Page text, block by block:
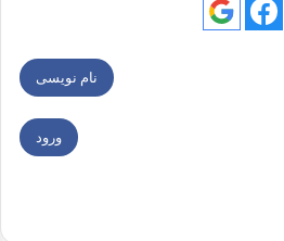
نام نویسی
ورود